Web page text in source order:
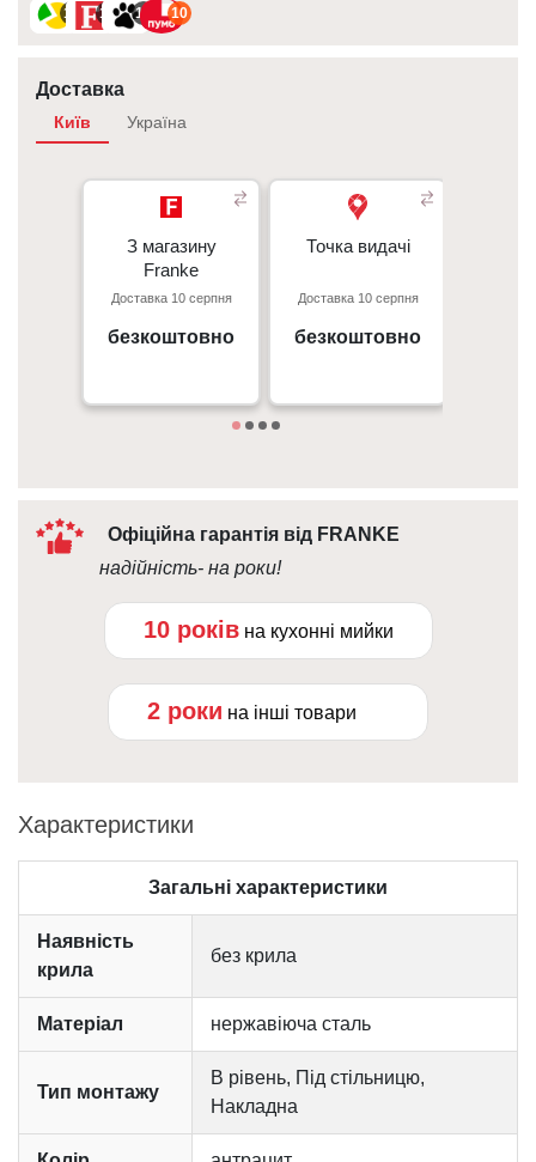
10 10 10 10
Доставка
Київ Україна
З магазину
Franke
Доставка 10 серпня
безкоштовно
З магазину
Franke
Київ, пр. С. Бандери 23, ТЦ
Точка видачі
Доставка 10 серпня
безкоштовно
Точка видачі
м. Київ пр. Відрадний, 95к
09:00 - 18:00
Офіційна гарантія від FRANKE
надійність- на роки!
10 років на кухонні мийки
2 роки на інші товари
Характеристики
Загальні характеристики
Наявність
крила
без крила
Матеріал нержавіюча сталь
Тип монтажу
В рівень, Під стільницю,
Накладна